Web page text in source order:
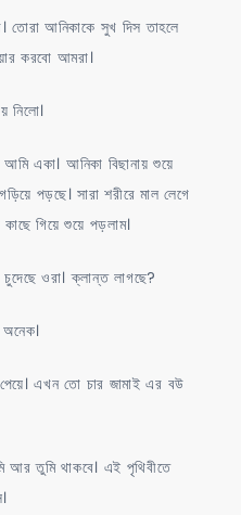
আনিকাকে সুখ দিস তাহলে
করবো আমরা।
নিলো।
একা। আনিকা বিছানায় শুয়ে
পড়ছে। সারা শরীরে মাল লেগে
গিয়ে শুয়ে পড়লাম।
ওরা। ক্লান্ত লাগছে?
এখন তো চার জামাই এর বউ
তুমি থাকবে। এই পৃথিবীতে